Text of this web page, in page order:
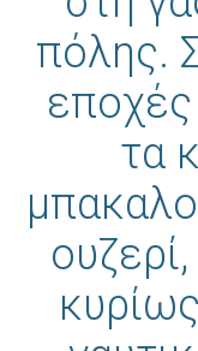
πόλης.
εποχές
τα